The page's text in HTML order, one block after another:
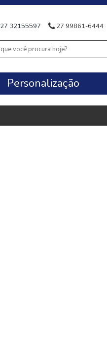
27 32155597 27 99861-6444
Personalização